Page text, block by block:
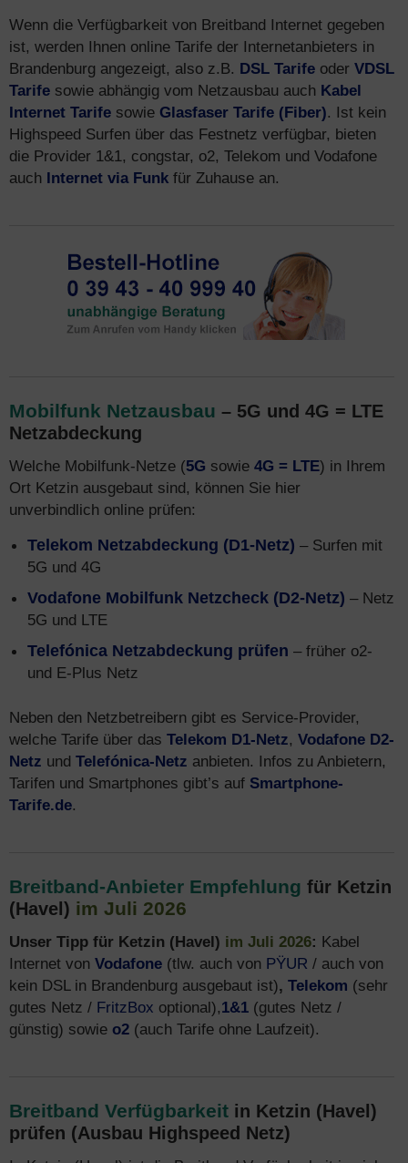
Wenn die Verfügbarkeit von Breitband Internet gegeben
ist, werden Ihnen online Tarife der Internetanbieters in
Brandenburg angezeigt, also z.B. DSL Tarife oder VDSL
Tarife sowie abhängig vom Netzausbau auch Kabel
Internet Tarife sowie Glasfaser Tarife (Fiber). Ist kein
Highspeed Surfen über das Festnetz verfügbar, bieten
die Provider 1&1, congstar, o2, Telekom und Vodafone
auch Internet via Funk für Zuhause an.
Mobilfunk Netzausbau – 5G und 4G = LTE
Netzabdeckung
Welche Mobilfunk-Netze (5G sowie 4G = LTE) in Ihrem
Ort Ketzin ausgebaut sind, können Sie hier
unverbindlich online prüfen:
Telekom Netzabdeckung (D1-Netz) – Surfen mit
5G und 4G
Vodafone Mobilfunk Netzcheck (D2-Netz) – Netz
5G und LTE
Telefónica Netzabdeckung prüfen – früher o2-
und E-Plus Netz
Neben den Netzbetreibern gibt es Service-Provider,
welche Tarife über das Telekom D1-Netz, Vodafone D2-
Netz und Telefónica-Netz anbieten. Infos zu Anbietern,
Tarifen und Smartphones gibt’s auf Smartphone-
Tarife.de.
Breitband-Anbieter Empfehlung für Ketzin
(Havel) im Juli 2026
Unser Tipp für Ketzin (Havel) im Juli 2026: Kabel
Internet von Vodafone (tlw. auch von PŸUR / auch von
kein DSL in Brandenburg ausgebaut ist), Telekom (sehr
gutes Netz / FritzBox optional),1&1 (gutes Netz /
günstig) sowie o2 (auch Tarife ohne Laufzeit).
Breitband Verfügbarkeit in Ketzin (Havel)
prüfen (Ausbau Highspeed Netz)